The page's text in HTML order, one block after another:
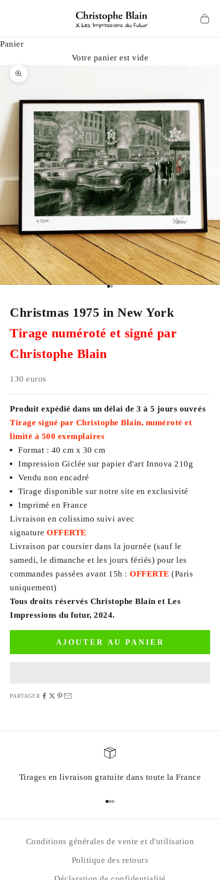
Shop Christophe Blain
Voir
Panier
Votre panier est vide
Zoomer sur l'image
Christmas 1975 in New York
Tirage numéroté et signé par
Christophe Blain
Prix de vente
130 euros
Produit expédié dans un délai de 3 à 5 jours ouvrés
Tirage signé par Christophe Blain, numéroté et
limité à 500 exemplaires
Format : 40 cm x 30 cm
Impression Giclée sur papier d'art Innova 210g
Vendu non encadré
Tirage disponible sur notre site en exclusivité
Imprimé en France
Livraison en colissimo suivi avec
signature OFFERTE
Livraison par coursier dans la journée (sauf le
samedi, le dimanche et les jours fériés) pour les
commandes passées avant 15h :OFFERTE (Paris
uniquement)
Tous droits réservés Christophe Blain et Les
Impressions du futur, 2024.
AJOUTER AU PANIER
PARTAGER
Tirages en livraison gratuite dans toute la France
Aller à l'élément 1
Aller à l'élément 2
Aller à l'élément 3
Conditions générales de vente et d'utilisation
Politique des retours